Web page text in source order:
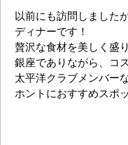
以前にも訪問しました
ディナーです！
贅沢な食材を美しく盛
銀座でありながら、コ
太平洋クラブメンバー
ホントにおすすめスポ